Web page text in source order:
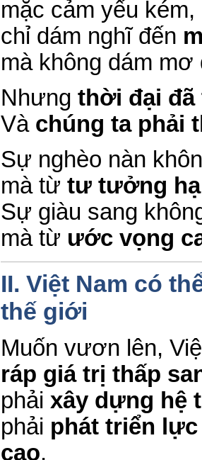
mặc cảm yếu kém,
chỉ dám nghĩ đến
mà không dám
Nhưng thời đại đã
Và chúng ta phải
Sự nghèo nàn
mà từ tư tưởng
Sự giàu sang
mà từ ước vọng
II. Việt Nam có
thế giới
Muốn vươn lên,
ráp giá trị thấp
phải xây dựng hệ
phải phát triển
cao,